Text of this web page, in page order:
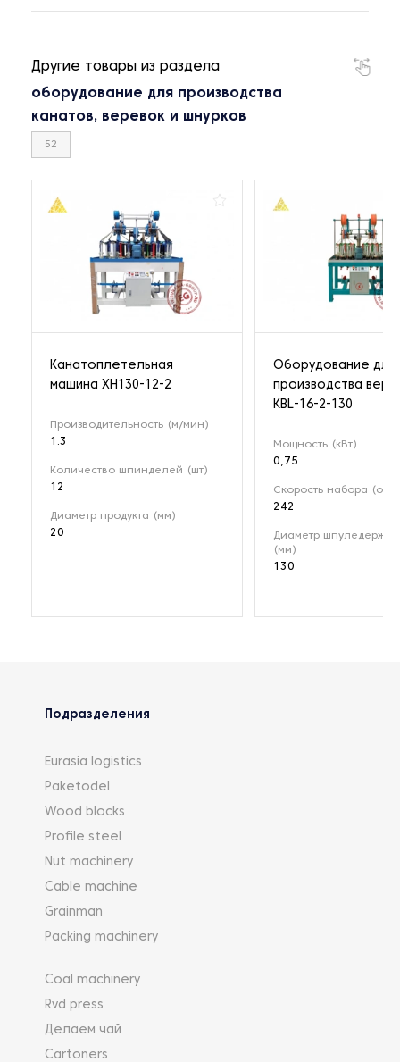
Другие товары из раздела
оборудование для производства
канатов, веревок и шнурков
52
Канатоплетельная
машина XH130-12-2
Производительность (м/мин)
1.3
Количество шпинделей (шт)
12
Диаметр продукта (мм)
20
Оборудование для
производства
KBL-16-2-130
Мощность (кВт)
0,75
Скорость набора (об/
242
Диаметр
(мм)
130
Подразделения
Eurasia logistics
Paketodel
Wood blocks
Profile steel
Nut machinery
Cable machine
Grainman
Packing machinery
Coal machinery
Rvd press
Делаем чай
Cartoners